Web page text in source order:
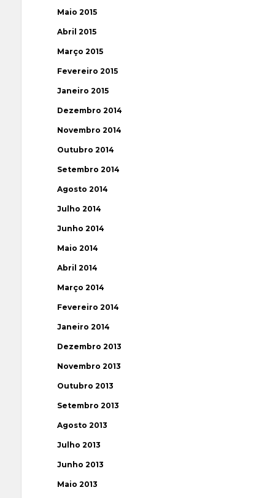
Maio 2015
Abril 2015
Março 2015
Fevereiro 2015
Janeiro 2015
Dezembro 2014
Novembro 2014
Outubro 2014
Setembro 2014
Agosto 2014
Julho 2014
Junho 2014
Maio 2014
Abril 2014
Março 2014
Fevereiro 2014
Janeiro 2014
Dezembro 2013
Novembro 2013
Outubro 2013
Setembro 2013
Agosto 2013
Julho 2013
Junho 2013
Maio 2013